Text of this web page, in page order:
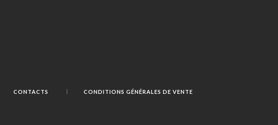
CONTACTS CONDITIONS GÉNÉRALES DE VENTE